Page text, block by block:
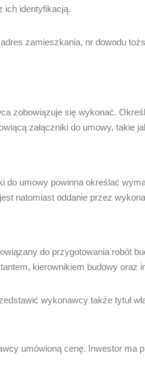
ich identyfikacją.
zamieszkania, nr dowodu
zobowiązuje się wykonać.
załączniki do umowy, takie
do umowy powinna określać
natomiast oddanie przez
do przygotowania robót
kierownikiem budowy oraz
wykonawcy także tytuł
umówioną cenę. Inwestor